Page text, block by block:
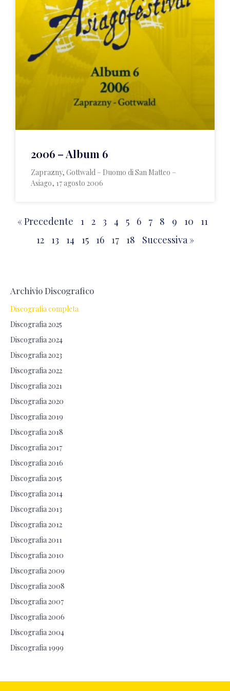
2006 – Album 6
Zaprazny, Gottwald – Duomo di San Matteo –
Asiago, 17 agosto 2006
« Precedente 1 2 3 4 5 6 7 8 9 10
11
12
13 14 15 16 17 18 Successiva »
Archivio Discografico
Discografia completa
Discografia 2025
Discografia 2024
Discografia 2023
Discografia 2022
Discografia 2021
Discografia 2020
Discografia 2019
Discografia 2018
Discografia 2017
Discografia 2016
Discografia 2015
Discografia 2014
Discografia 2013
Discografia 2012
Discografia 2011
Discografia 2010
Discografia 2009
Discografia 2008
Discografia 2007
Discografia 2006
Discografia 2004
Discografia 1999